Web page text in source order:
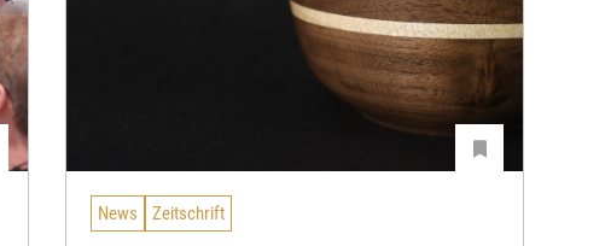
News Zeitschrift